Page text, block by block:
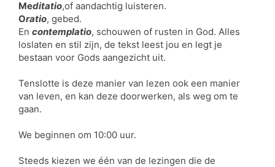
Meditatio,of aandachtig luisteren.
Oratio, gebed.
En contemplatio, schouwen of rusten in God. Alles
loslaten en stil zijn, de tekst leest jou en legt je
bestaan voor Gods aangezicht uit.
Tenslotte is deze manier van lezen ook een manier
van leven, en kan deze doorwerken, als weg om te
gaan.
We beginnen om 10:00 uur.
Steeds kiezen we één van de lezingen die de